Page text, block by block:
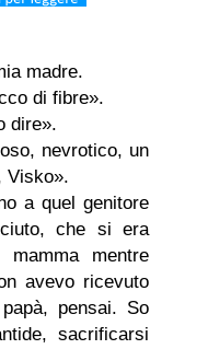
madre.
di fibre».
dire».
nevrotico, un
Visko».
a quel genitore
che si era
mentre
avevo ricevuto
pensai. So
sacrificarsi